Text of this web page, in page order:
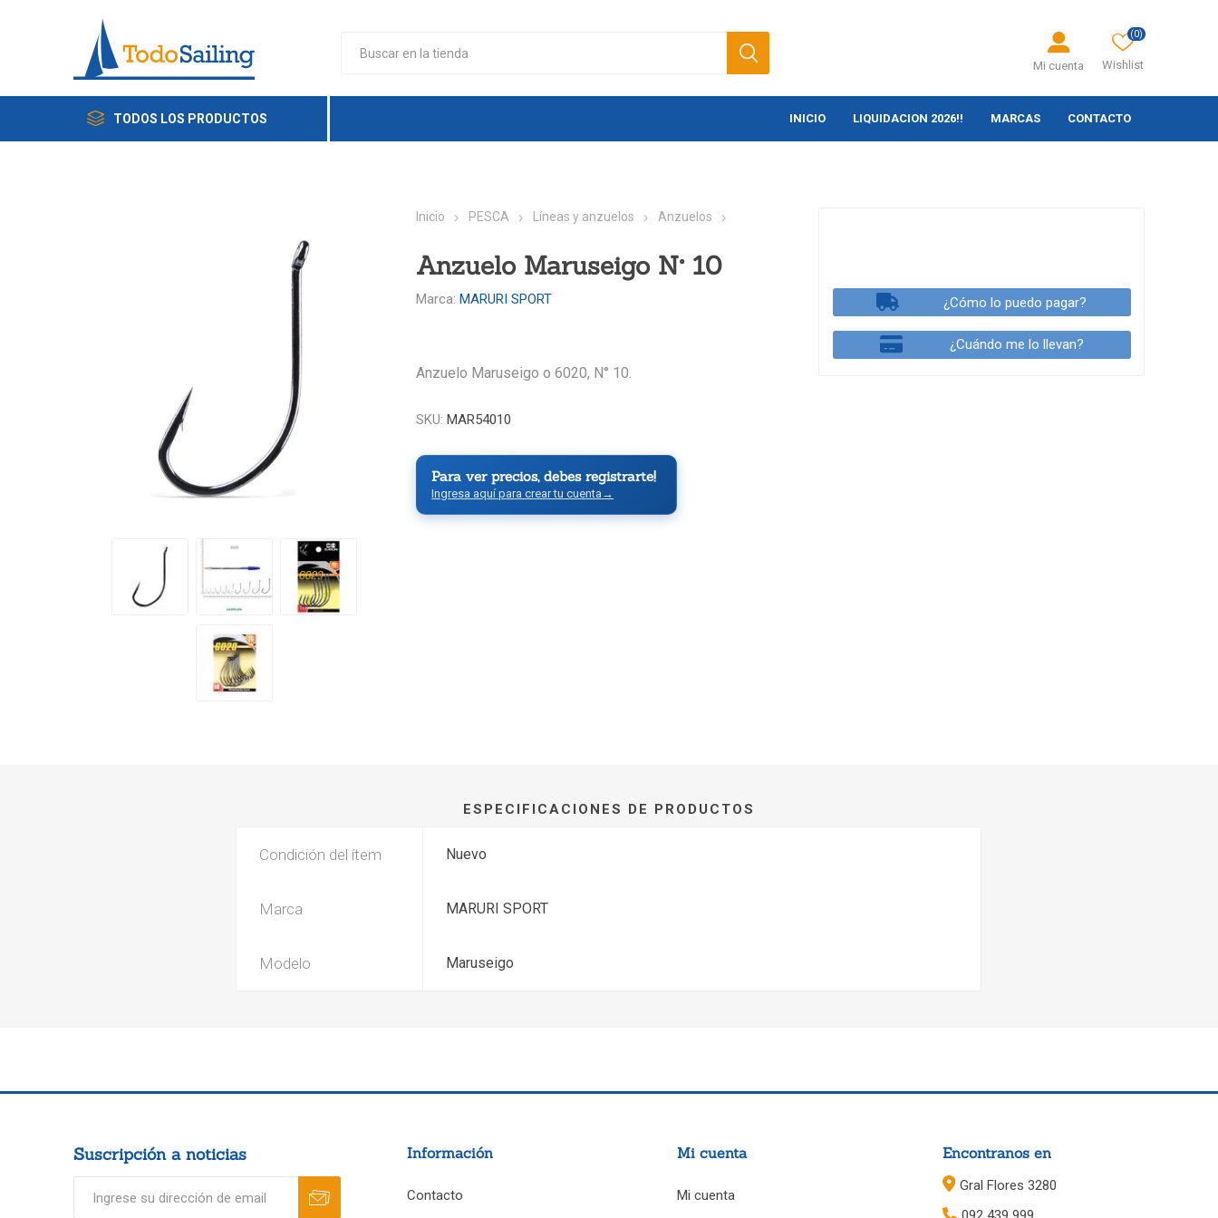
Mi cuenta Wishlist
(0)
TODOS LOS PRODUCTOS INICIO LIQUIDACION 2026!! MARCAS CONTACTO
Inicio PESCA Líneas y anzuelos Anzuelos
Anzuelo Maruseigo N° 10
Marca: MARURI SPORT
Anzuelo Maruseigo o 6020, N° 10.
SKU: MAR54010
Para ver precios, debes registrarte!
Ingresa aquí para crear tu cuenta →
¿Cómo lo puedo pagar?
¿Cuándo me lo llevan?
ESPECIFICACIONES DE PRODUCTOS
Condición del ítem Nuevo
Marca MARURI SPORT
Modelo Maruseigo
Suscripción a noticias Información
Contacto
Mi cuenta
Mi cuenta
Encontranos en
Gral Flores 3280